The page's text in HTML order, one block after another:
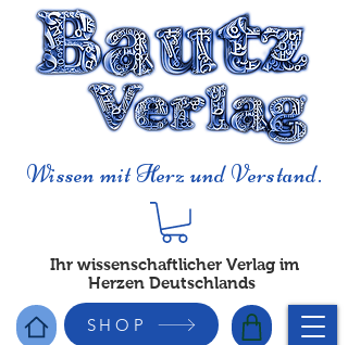
Wissen mit Herz und Verstand.
Ihr wissenschaftlicher Verlag im
Herzen Deutschlands
SHOP